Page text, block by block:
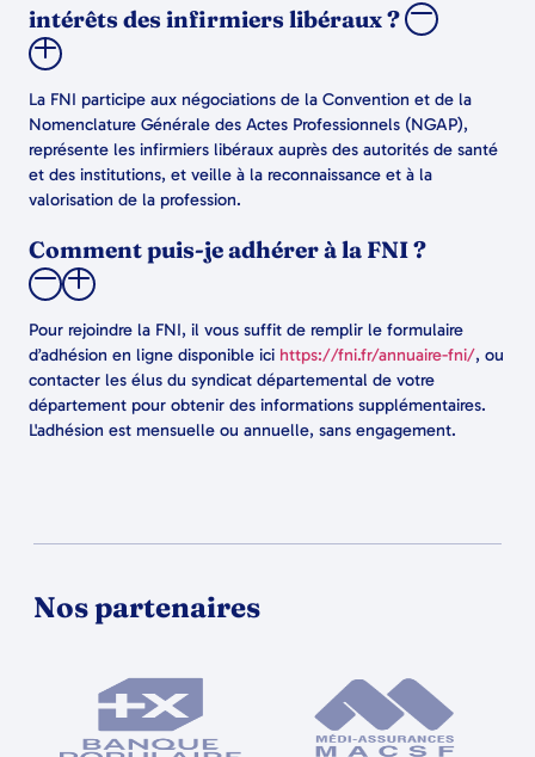
intérêts des infirmiers libéraux ?
La FNI participe aux négociations de la Convention et de la
Nomenclature Générale des Actes Professionnels (NGAP),
représente les infirmiers libéraux auprès des autorités de santé
et des institutions, et veille à la reconnaissance et à la
valorisation de la profession.
Comment puis-je adhérer à la FNI ?
Pour rejoindre la FNI, il vous suffit de remplir le formulaire
d’adhésion en ligne disponible ici https://fni.fr/annuaire-fni/, ou
contacter les élus du syndicat départemental de votre
département pour obtenir des informations supplémentaires.
L'adhésion est mensuelle ou annuelle, sans engagement.
Nos partenaires